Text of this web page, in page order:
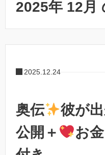
2025年 12月
2025.12.24
奥伝
彼が
公開＋
お